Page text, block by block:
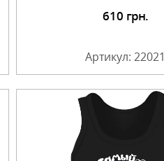
610 грн.
Артикул: 22021
Подробнее